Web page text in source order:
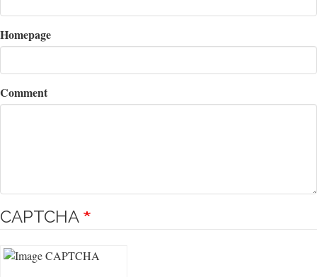
Homepage
Comment
CAPTCHA